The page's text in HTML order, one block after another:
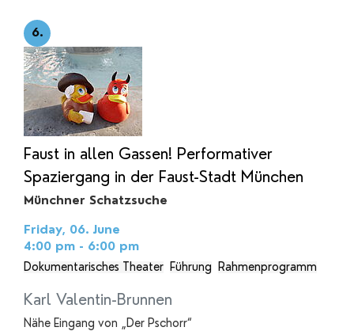
6.
Faust in allen Gassen! Performativer
Spaziergang in der Faust-Stadt München
Münchner Schatzsuche
Friday, 06. June
4:00 pm - 6:00 pm
Dokumentarisches Theater Führung Rahmenprogramm
Karl Valentin-Brunnen
Nähe Eingang von „Der Pschorr“